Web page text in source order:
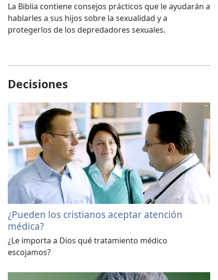
La Biblia contiene consejos prácticos que le ayudarán a
hablarles a sus hijos sobre la sexualidad y a
protegerlos de los depredadores sexuales.
Decisiones
¿Pueden los cristianos aceptar atención
médica?
¿Le importa a Dios qué tratamiento médico
escojamos?